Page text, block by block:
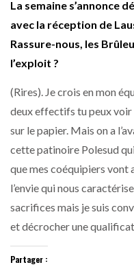
La semaine s’annonce
avec la réception de
Rassure-nous, les
l’exploit ?
(Rires). Je crois en mon
deux effectifs tu peux
sur le papier. Mais on a
cette patinoire Polesud
que mes coéquipiers vont
l’envie qui nous
sacrifices mais je suis
et décrocher une
Partager :